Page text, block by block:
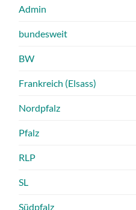
Admin
bundesweit
BW
Frankreich (Elsass)
Nordpfalz
Pfalz
RLP
SL
Südpfalz